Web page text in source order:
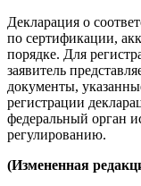
Декларация о
по сертификации,
порядке. Для
заявитель
документы,
регистрации
федеральный орган
регулированию.
(Измененная